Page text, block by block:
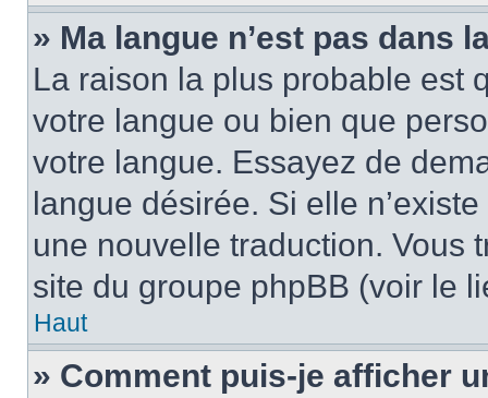
» Ma langue n’est pas dans
La raison la plus probable est
votre langue ou bien que
votre langue. Essayez de
langue désirée. Si elle
une nouvelle traduction. Vous
site du groupe phpBB (voir le
Haut
» Comment puis-je afficher